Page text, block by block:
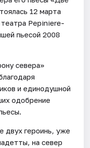
12 марта
Pepiniere-
пьесой 2008
севера»
и единодушной
одобрение
двух героинь, уже
на север